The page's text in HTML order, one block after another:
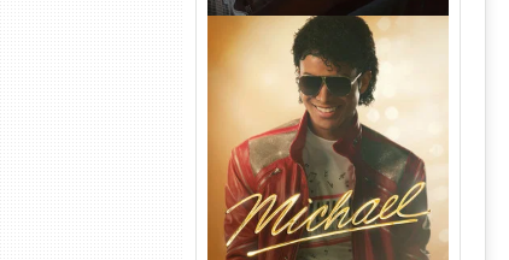
Michael Torrent (2026) WEB-
DL 1080p/4K Dual Áudio